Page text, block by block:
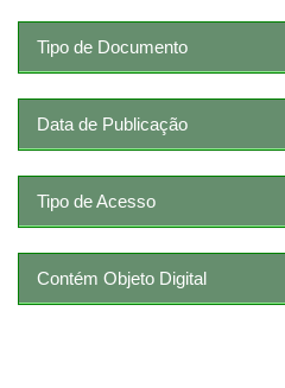
Tipo de Documento
Data de Publicação
Tipo de Acesso
Contém Objeto Digital